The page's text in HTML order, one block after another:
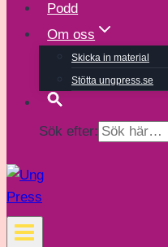
Podd
Om oss
Skicka in material
Stötta ungpress.se
Sök efter: